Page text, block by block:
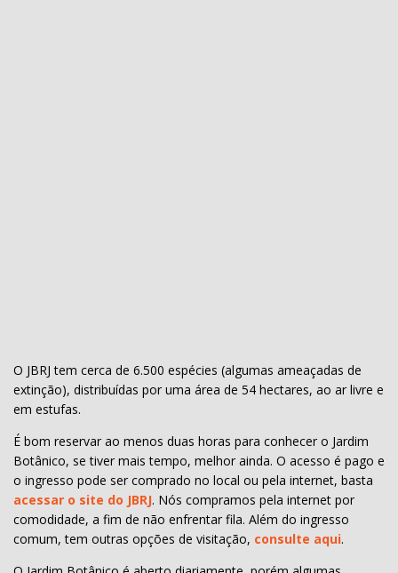
O JBRJ tem cerca de 6.500 espécies (algumas ameaçadas de
extinção), distribuídas por uma área de 54 hectares, ao ar livre e
em estufas.
É bom reservar ao menos duas horas para conhecer o Jardim
Botânico, se tiver mais tempo, melhor ainda. O acesso é pago e
o ingresso pode ser comprado no local ou pela internet, basta
acessar o site do JBRJ. Nós compramos pela internet por
comodidade, a fim de não enfrentar fila. Além do ingresso
comum, tem outras opções de visitação, consulte aqui.